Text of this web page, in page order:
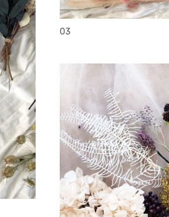
03